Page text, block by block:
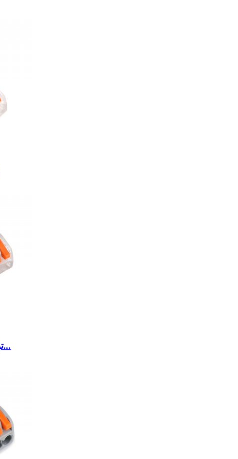
PCT-218T ترانس با کیفیت بالا...